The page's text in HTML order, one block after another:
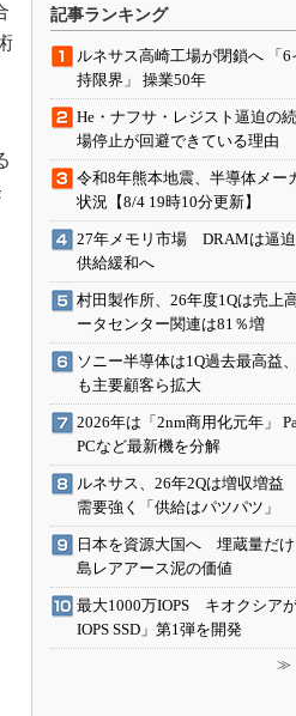
記事ランキング
ルネサス高崎工場が閉鎖へ 「
持限界」 操業50年
He・ナフサ・レジスト逼迫
場停止が回避できている理由
令和8年熊本地震、半導体メー
状況【8/4 19時10分更新】
27年メモリ市場 DRAMは逼迫
供給緩和へ
村田製作所、26年度1Qは売
ータセンター関連は81％増
ソニー半導体は1Q過去最高益
も主要顧客ら拡大
2026年は「2nm商用化元年」
PCなど最新機を分解
ルネサス、26年2Qは増収増
需要強く「供給はパツパツ」
日本を資源大国へ 埋蔵量だ
島レアアース泥の価値
最大1000万IOPS キオクシア
IOPS SSD」第1弾を開発
≫